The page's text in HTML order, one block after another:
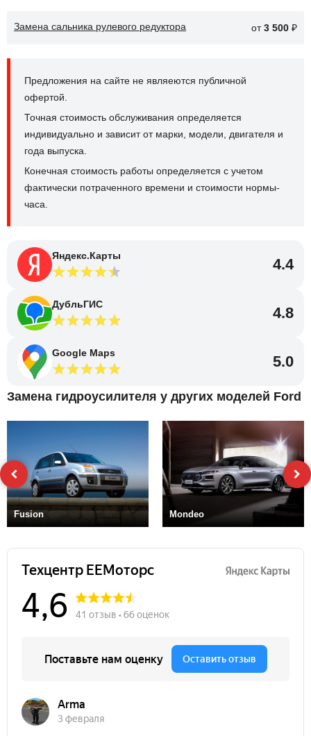
Замена сальника рулевого редуктора от3 500 ₽
Предложения на сайте не являеются публичной
офертой.
Точная стоимость обслуживания определяется
индивидуально и зависит от марки, модели, двигателя и
года выпуска.
Конечная стоимость работы определяется с учетом
фактически потраченного времени и стоимости нормы-
часа.
Яндекс.Карты 4.4
ДубльГИС 4.8
Google Maps 5.0
Замена гидроусилителя у других моделей Ford
Fusion Mondeo